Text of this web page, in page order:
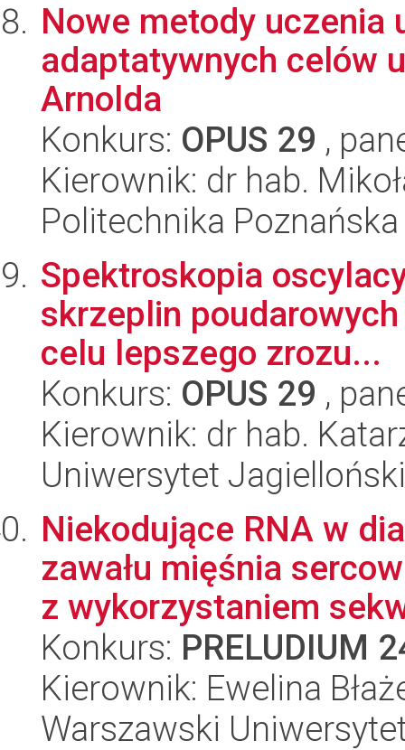
Nowe metody uczenia
adaptatywnych celów
Arnolda
Konkurs: OPUS 29 ,
Kierownik: dr hab.
Politechnika Poznańska
Spektroskopia
skrzeplin
celu lepszego zrozu...
Konkurs: OPUS 29 ,
Kierownik: dr hab.
Uniwersytet Jagielloński
Niekodujące RNA w
zawału mięśnia
z wykorzystaniem
Konkurs: PRELUDIUM
Kierownik: Ewelina
Warszawski